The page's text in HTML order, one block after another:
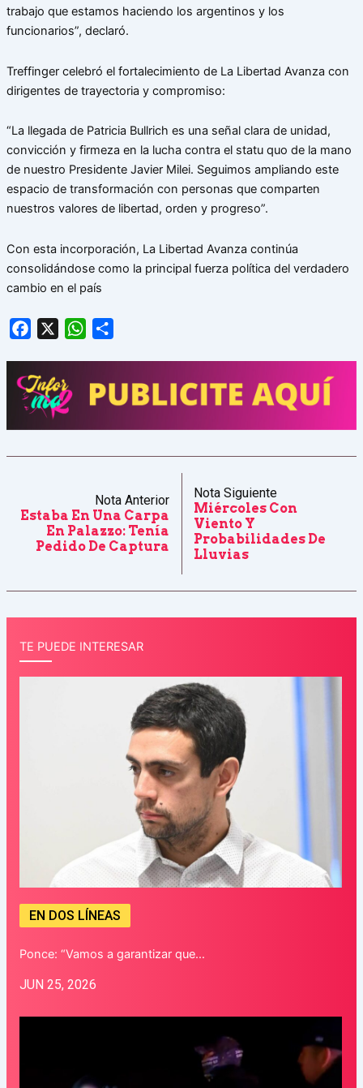
trabajo que estamos haciendo los argentinos y los
funcionarios”, declaró.
Treffinger celebró el fortalecimiento de La Libertad Avanza con
dirigentes de trayectoria y compromiso:
“La llegada de Patricia Bullrich es una señal clara de unidad,
convicción y firmeza en la lucha contra el statu quo de la mano
de nuestro Presidente Javier Milei. Seguimos ampliando este
espacio de transformación con personas que comparten
nuestros valores de libertad, orden y progreso”.
Con esta incorporación, La Libertad Avanza continúa
consolidándose como la principal fuerza política del verdadero
cambio en el país
Facebook WhatsApp
Nota Anterior
Estaba En Una Carpa
En Palazzo: Tenía
Pedido De Captura
Nota Siguiente
Miércoles Con
Viento Y
Probabilidades De
Lluvias
TE PUEDE INTERESAR
EN DOS LÍNEAS
Ponce: “Vamos a garantizar que…
JUN 25, 2026